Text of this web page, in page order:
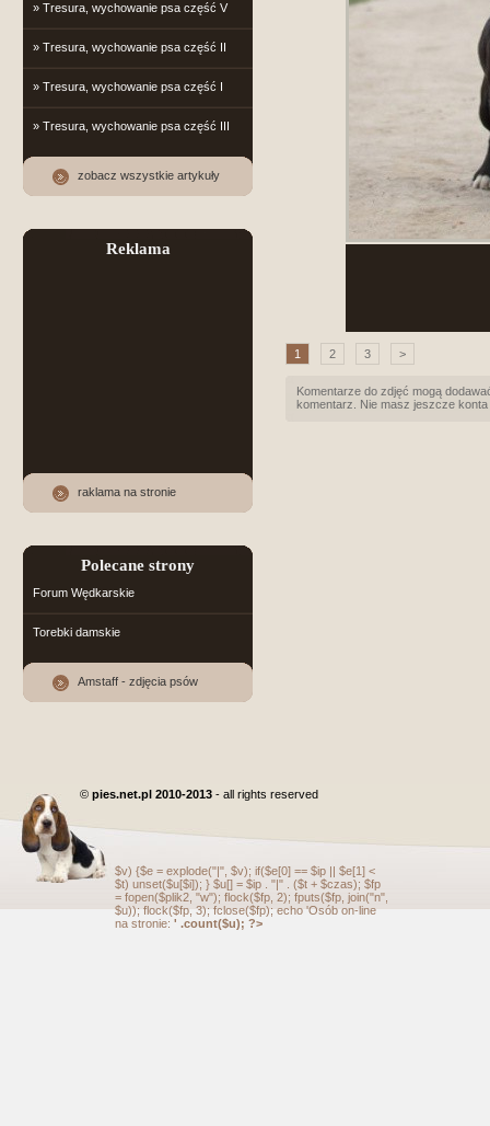
1 2 3 >
Komentarze do zdjęć mogą
komentarz. Nie masz jeszcze
» Tresura, wychowanie psa część V
» Tresura, wychowanie psa część II
» Tresura, wychowanie psa część I
» Tresura, wychowanie psa część III
zobacz wszystkie artykuły
Reklama
raklama na stronie
Polecane strony
Forum Wędkarskie
Torebki damskie
Amstaff - zdjęcia psów
© pies.net.pl 2010-2013 - all rights reserved
$v) {$e = explode("|", $v); if($e[0] == $ip || $e[1] <
$t) unset($u[$i]); } $u[] = $ip . "|" . ($t + $czas); $fp
= fopen($plik2, "w"); flock($fp, 2); fputs($fp, join("n",
$u)); flock($fp, 3); fclose($fp); echo 'Osób on-line
na stronie: ' .count($u); ?>